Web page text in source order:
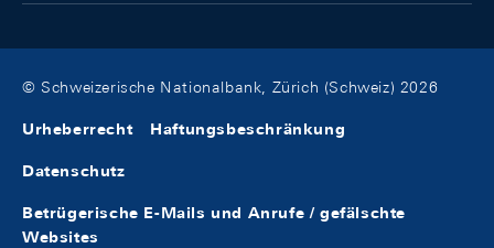
© Schweizerische Nationalbank, Zürich (Schweiz) 2026
Urheberrecht Haftungsbeschränkung
Datenschutz
Betrügerische E-Mails und Anrufe / gefälschte
Websites